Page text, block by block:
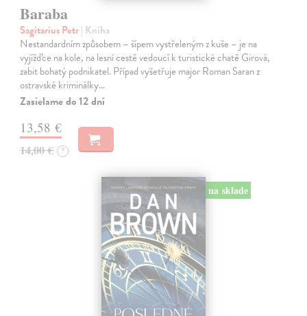
Baraba
Sagitarius Petr| Kniha
Nestandardním způsobem – šípem vystřeleným z kuše – je na
vyjížďce na kole, na lesní cestě vedoucí k turistické chatě Girová,
zabit bohatý podnikatel. Případ vyšetřuje major Roman Saran z
ostravské kriminálky…
Zasielame do 12 dní
13,58 €
14,00 € ?
na sklade